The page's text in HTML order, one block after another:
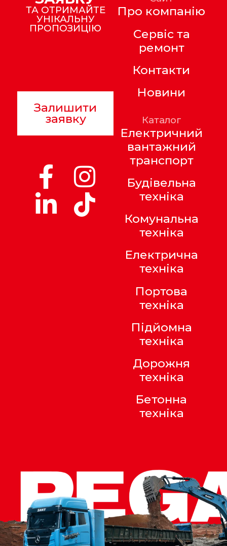
ТА ОТРИМАЙТЕ
УНІКАЛЬНУ
ПРОПОЗИЦІЮ
Залишити
заявку Каталог
Про компанію
Сервіс та
ремонт
Контакти
Новини
Електричний
вантажний
транспорт
Будівельна
техніка
Комунальна
техніка
Електрична
техніка
Портова
техніка
Підйомна
техніка
Дорожня
техніка
Бетонна
техніка